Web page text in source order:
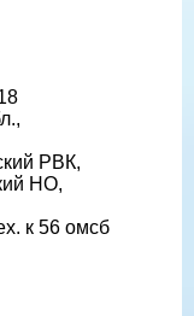
РВК,
НО,
к 56 омсб